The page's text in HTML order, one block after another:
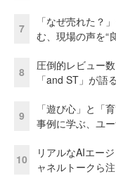
7
「なぜ売れた？
む、現場の声を“
8
圧倒的レビュー
「and ST」が語る
9
「遊び心」と「
事例に学ぶ、ユ
10
リアルなAIエー
ャネルトークら